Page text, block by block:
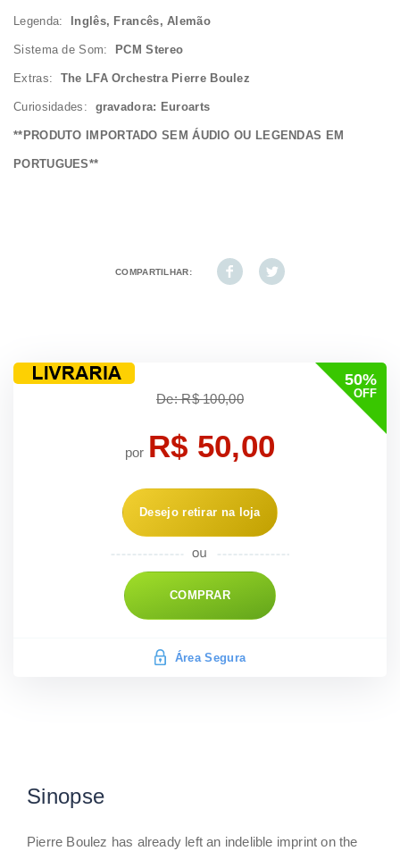
Legenda: Inglês, Francês, Alemão
Sistema de Som: PCM Stereo
Extras: The LFA Orchestra Pierre Boulez
Curiosidades: gravadora: Euroarts
**PRODUTO IMPORTADO SEM ÁUDIO OU LEGENDAS EM
PORTUGUES**
COMPARTILHAR:
50%
OFF
De: R$ 100,00
por R$ 50,00
Desejo retirar na loja
COMPRAR
Área Segura
Sinopse
Pierre Boulez has already left an indelible imprint on the